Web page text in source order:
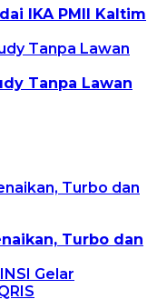
IKA PMII Kaltim
Tanpa Lawan
Turbo dan